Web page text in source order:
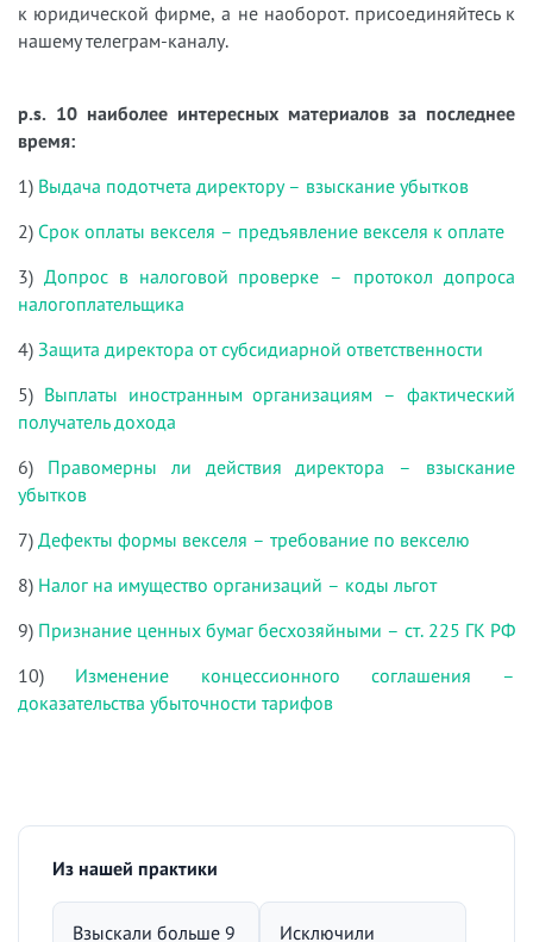
к юридической фирме, а не наоборот. присоединяйтесь к
нашему телеграм-каналу.
p.s. 10 наиболее интересных материалов за последнее
время:
1) Выдача подотчета директору – взыскание убытков
2) Срок оплаты векселя – предъявление векселя к оплате
3) Допрос в налоговой проверке – протокол допроса
налогоплательщика
4) Защита директора от субсидиарной ответственности
5) Выплаты иностранным организациям – фактический
получатель дохода
6) Правомерны ли действия директора – взыскание
убытков
7) Дефекты формы векселя – требование по векселю
8) Налог на имущество организаций – коды льгот
9) Признание ценных бумаг бесхозяйными – ст. 225 ГК РФ
10) Изменение концессионного соглашения –
доказательства убыточности тарифов
Из нашей практики
Взыскали больше 9
Исключили